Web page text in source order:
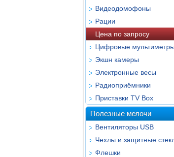
Видеодомофоны
Рации
Цена по запросу
Цифровые мультиметры
Экшн камеры
Электронные весы
Радиоприёмники
Приставки TV Box
Полезные мелочи
Вентиляторы USB
Чехлы и защитные
Флешки